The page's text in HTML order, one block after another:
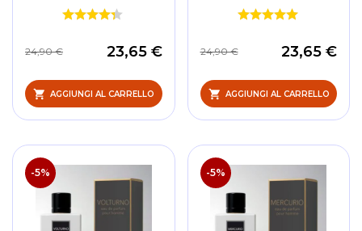
23,65 €
24,90 €
AGGIUNGI AL CARRELLO
23,65 €
24,90 €
AGGIUNGI AL CARRELLO
-5% -5%